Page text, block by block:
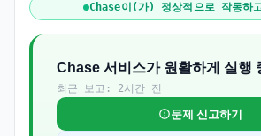
Chase이(가) 정상적으로 작동하
Chase 서비스가 원활하게 실행
최근 보고: 2시간 전
문제 신고하기